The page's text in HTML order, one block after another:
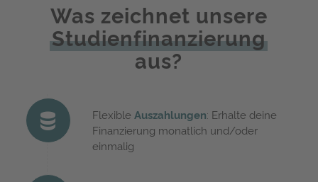
Was zeichnet unsere
Studienfinanzierung
aus?
Flexible Auszahlungen: Erhalte deine
Finanzierung monatlich und/oder
einmalig